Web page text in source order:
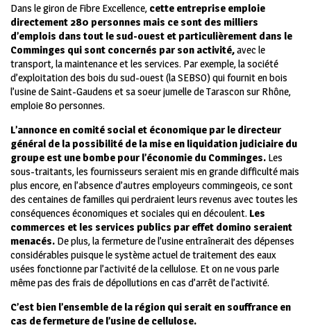
Dans le giron de Fibre Excellence, cette entreprise emploie
directement 280 personnes mais ce sont des milliers
d’emplois dans tout le sud-ouest et particulièrement dans le
Comminges qui sont concernés par son activité,avec le
transport, la maintenance et les services. Par exemple, la société
d’exploitation des bois du sud-ouest (la SEBSO) qui fournit en bois
l’usine de Saint-Gaudens et sa soeur jumelle de Tarascon sur Rhône,
emploie 80 personnes.
L’annonce en comité social et économique par le directeur
général de la possibilité de la mise en liquidation judiciaire du
groupe est une bombe pour l’économie du Comminges. Les
sous-traitants, les fournisseurs seraient mis en grande difficulté mais
plus encore, en l’absence d’autres employeurs commingeois, ce sont
des centaines de familles qui perdraient leurs revenus avec toutes les
conséquences économiques et sociales qui en découlent. Les
commerces et les services publics par effet domino seraient
menacés. De plus, la fermeture de l’usine entraînerait des dépenses
considérables puisque le système actuel de traitement des eaux
usées fonctionne par l’activité de la cellulose. Et on ne vous parle
même pas des frais de dépollutions en cas d’arrêt de l’activité.
C’est bien l’ensemble de la région qui serait en souffrance en
cas de fermeture de l’usine de cellulose.